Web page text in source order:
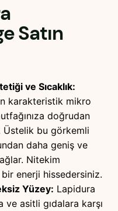
Satın
ve Sıcaklık:
karakteristik mikro
doğrudan
bu görkemli
daha geniş ve
Nitekim
enerji hissedersiniz.
Yüzey: Lapidura
ve asitli gıdalara karşı